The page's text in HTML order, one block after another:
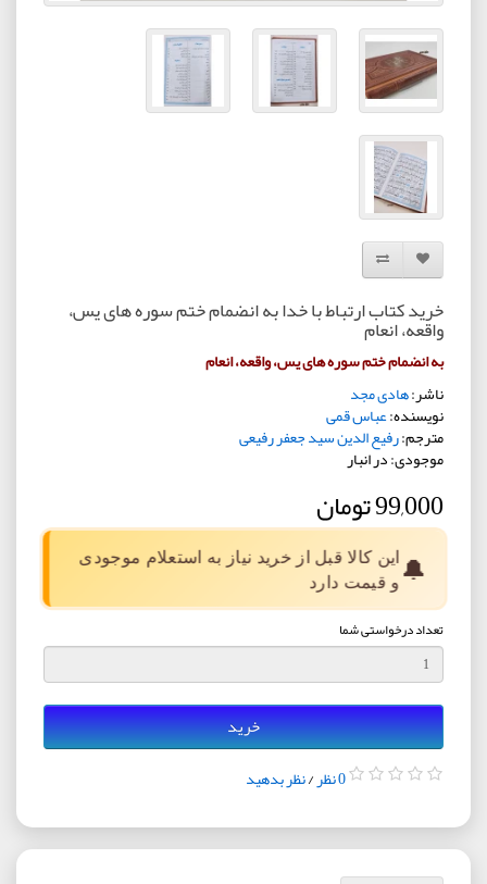
افزودن به لیست دلخواه
مقایسه این محصول
خرید کتاب ارتباط با خدا به انضمام ختم سوره های یس،
واقعه، انعام
به انضمام ختم سوره های یس، واقعه، انعام
ناشر:هادی مجد
نویسنده:عباس قمی
مترجم:رفیع الدین سید جعفر رفیعی
موجودی: در انبار
99,000 تومان
🔔این کالا قبل از خرید نیاز به استعلام موجودی
و قیمت دارد
تعداد درخواستی شما
خرید
0 نظر /نظر بدهید